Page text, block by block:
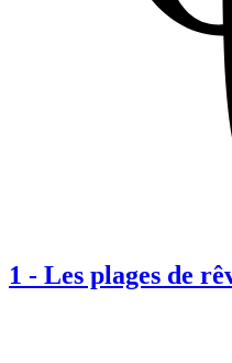
1 - Les plages de